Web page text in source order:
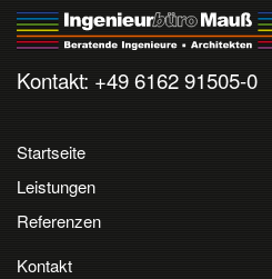
Kontakt: +49 6162 91505-0
Startseite
Leistungen
Referenzen
Kontakt